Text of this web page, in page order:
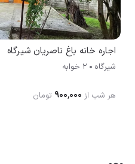
اجاره خانه باغ ناصریان شیرگاه
شیرگاه 2 خوابه
هر شب از ۹۰۰٬۰۰۰ تومان